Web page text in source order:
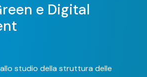
e Digital
studio della struttura delle